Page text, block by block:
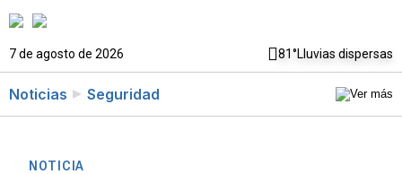
7 de agosto de 2026 81°Lluvias dispersas
Noticias Seguridad
NOTICIA